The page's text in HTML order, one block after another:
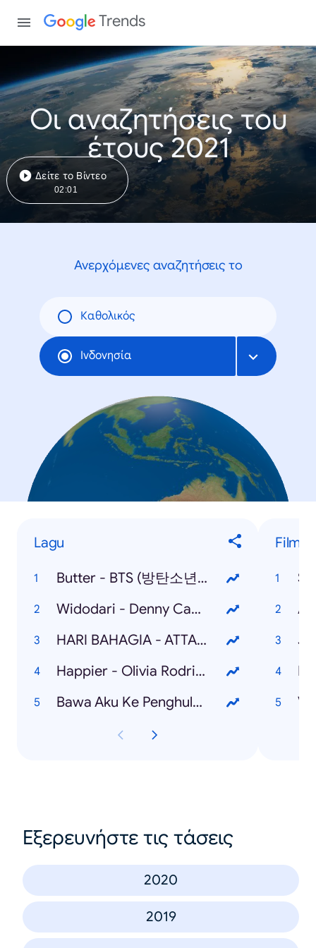
Trends
Οι αναζητήσεις του
έτους 2021
Δείτε το Βίντεο
02:01
Ανερχόμενες αναζητήσεις το
Καθολικός
Ινδονησία
Lagu
Butter - BTS (방탄소년단)
Widodari - Denny Caknan Feat. Guyon Waton
HARI BAHAGIA - ATTA Halilintar & AUREL Hermansyah
Happier - Olivia Rodrigo
Bawa Aku Ke Penghulu - Lesti
Film /
Εξερευνήστε τις τάσεις
2020
2019